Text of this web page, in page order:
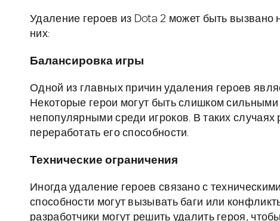
Удаление героев из Dota 2 может быть
них:
Балансировка игры
Одной из главных причин удаления героев
Некоторые герои могут быть слишком
непопулярными среди игроков. В таких случаях
переработать его способности.
Технические ограничения
Иногда удаление героев связано с
способности могут вызывать баги или
разработчики могут решить удалить героя,